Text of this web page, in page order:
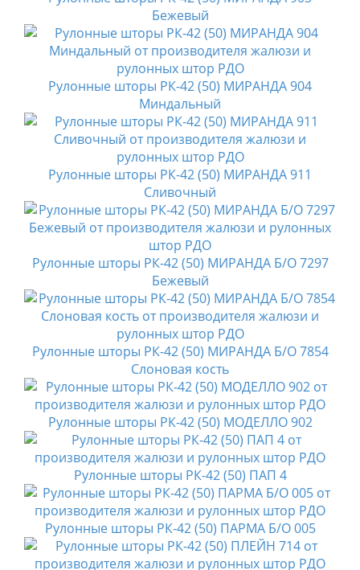
Бежевый
Рулонные шторы РК-42 (50) МИРАНДА 904
Миндальный
Рулонные шторы РК-42 (50) МИРАНДА 911
Сливочный
Рулонные шторы РК-42 (50) МИРАНДА Б/О 7297
Бежевый
Рулонные шторы РК-42 (50) МИРАНДА Б/О 7854
Слоновая кость
Рулонные шторы РК-42 (50) МОДЕЛЛО 902
Рулонные шторы РК-42 (50) ПАП 4
Рулонные шторы РК-42 (50) ПАРМА Б/О 005